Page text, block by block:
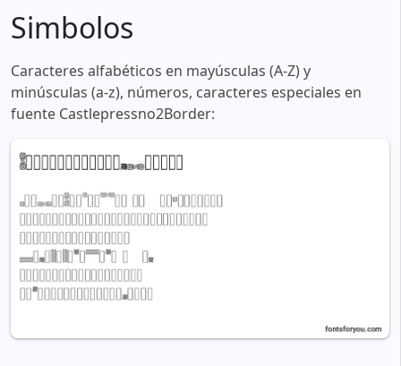
Simbolos
Caracteres alfabéticos en mayúsculas (A-Z) y
minúsculas (a-z), números, caracteres especiales en
fuente Castlepressno2Border: